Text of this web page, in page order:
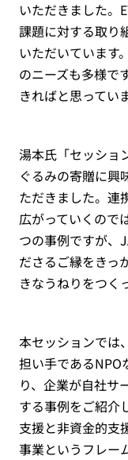
いただきました。
課題に対する取り
いただいています
のニーズも多様で
きればと思ってい
湯本氏「セッショ
ぐるみの寄贈に興
ただきました。連
広がっていくので
つの事例ですが、
ださるご縁をきっ
きなうねりをつく
本セッションでは
担い手であるNPO
り、企業が自社サ
する事例をご紹介
支援と非資金的支
事業というフレー